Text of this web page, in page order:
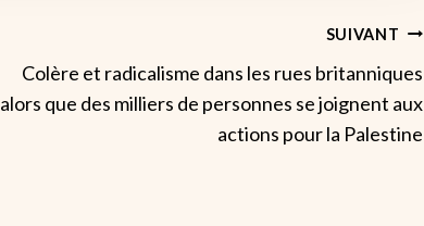
SUIVANT
Colère et radicalisme dans les rues britanniques
alors que des milliers de personnes se joignent aux
actions pour la Palestine